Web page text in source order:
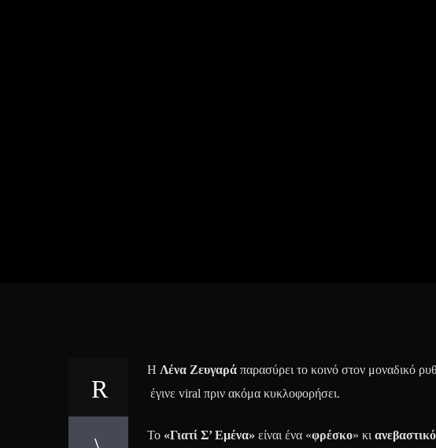
Η Λένα Ζευγαρά παρασύρει το κοινό στον μοναδικό
έγινε viral πριν ακόμα κυκλοφορήσει.
Το«Γιατί Σ’ Εμένα» είναι ένα «φρέσκο» κι